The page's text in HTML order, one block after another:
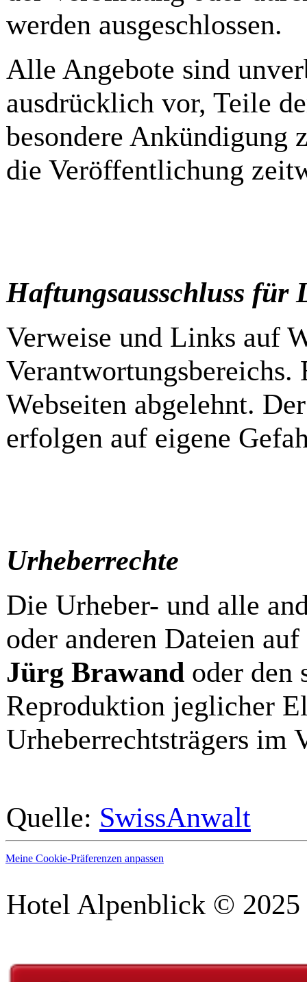
werden ausgeschlossen.
Alle Angebote sind
ausdrücklich vor, Teile
besondere Ankündigung
die Veröffentlichung
Haftungsausschluss für
Verweise und Links auf
Webseiten abgelehnt.
erfolgen auf eigene
Urheberrechte
Die Urheber- und alle
oder anderen Dateien
Jürg Brawand oder den
Reproduktion jeglicher
Urheberrechtsträgers im
Quelle: SwissAnwalt
Meine Cookie-Präferenzen anpassen
Hotel Alpenblick ©